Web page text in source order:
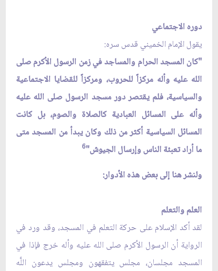
دوره الاجتماعي
يقول الإمام الخميني قدس سره:
"كان المسجد الحرام والمساجد في زمن الرسول الأكرم صلى
الله عليه وأله مركزاً للحروب، ومركزاً للقضايا الاجتماعية
والسياسية، فلم يقتصر دور مسجد الرسول صلى الله عليه
وأله على المسائل العبادية كالصلاة والصوم، بل كانت
المسائل السياسية أكثر من ذلك وكان يبدأ من المسجد متى
ما أراد تعبئة الناس وإرسال الجيوش"6
ولنشر هنا إلى بعض هذه الأدوار:
العلم والتعلم
لقد أكد الإسلام على حركة التعلم في المسجد، وقد ورد في
الرواية أن الرسول الأكرم صلى الله عليه وأله خرج فإذا في
المسجد مجلسان، مجلس يتفقهون ومجلس يدعون اللَّه